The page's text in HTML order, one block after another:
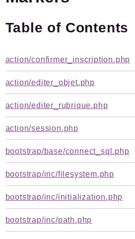
Forge
Namespaces
Spip
Admin
Afficher
Command
Compilateur
Cron
Documents
HttpKernel
I18n
Legacy
Table of Contents
action/confirmer_inscription.php
action/editer_objet.php
action/editer_rubrique.php
action/session.php
bootstrap/base/connect_sql.php
bootstrap/inc/filesystem.php
bootstrap/inc/initialization.php
bootstrap/inc/path.php